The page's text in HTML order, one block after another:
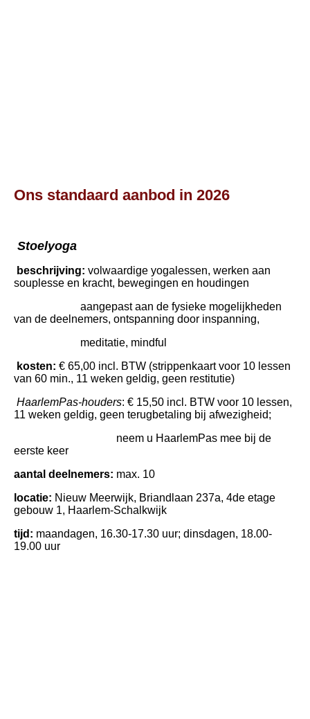
Ons standaard aanbod in 2026
Stoelyoga
beschrijving: volwaardige yogalessen, werken aan
souplesse en kracht, bewegingen en houdingen
aangepastaan de fysieke mogelijkheden
van de deelnemers, ontspanning door inspanning,
meditatie, mindful
kosten: € 65,00 incl. BTW (strippenkaart voor 10 lessen
van 60 min., 11 weken geldig, geen restitutie)
HaarlemPas-houders: € 15,50 incl. BTW voor 10 lessen,
11 weken geldig, geen terugbetaling bij afwezigheid;
neem u HaarlemPas mee bij de
eerste keer
aantal deelnemers: max. 10
locatie: Nieuw Meerwijk, Briandlaan 237a, 4de etage
gebouw 1, Haarlem-Schalkwijk
tijd: maandagen, 16.30-17.30 uur; dinsdagen, 18.00-
19.00 uur